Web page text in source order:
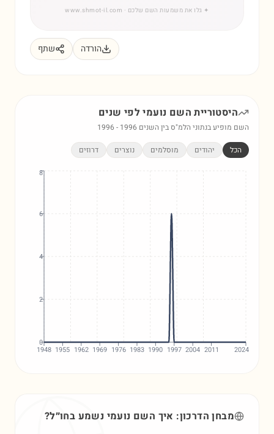
✦ גלו את משמעות השם שלכם · www.shmot-il.com
הורדה שתף
היסטוריית השם נועמילפי שנים
השם מופיע בנתוני הלמ"ס בין השנים 1996 - 1996
הכל יהודים מוסלמים נוצרים דרוזים
1948 1955 1962 1969 1976 1983 1990 1997 2004 2011 2024
0
2
4
6
8
מבחן הדרכון: איך השם נועמי נשמע בחו״ל?